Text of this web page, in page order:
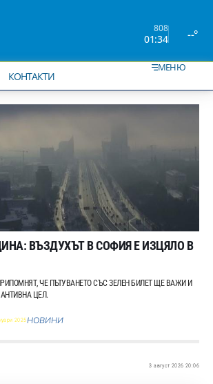
808
01:34 --°
КОНТАКТИ
МЕНЮ
ВЪЗДУХЪТ В СОФИЯ Е ИЗЦЯЛО В
ЧЕ ПЪТУВАНЕТО СЪС ЗЕЛЕН БИЛЕТ ЩЕ ВАЖИ И
ЦЕЛ.
2025НОВИНИ
3 август 2026 20:06